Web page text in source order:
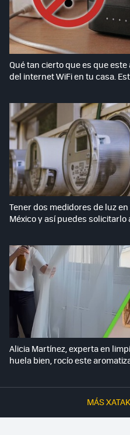
MÁS
Qué tan cierto que es que
del internet WiFi en tu casa.
Tener dos medidores de luz
México y así puedes solicitarlo
Alicia Martínez, experta en
huela bien, rocío este